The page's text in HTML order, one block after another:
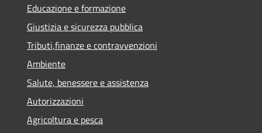
Educazione e formazione
Giustizia e sicurezza pubblica
Tributi,finanze e contravvenzioni
Ambiente
Salute, benessere e assistenza
Autorizzazioni
Agricoltura e pesca